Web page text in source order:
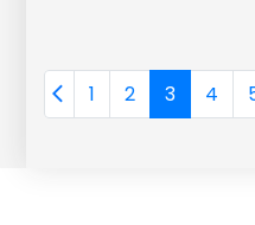
1 2 3 4